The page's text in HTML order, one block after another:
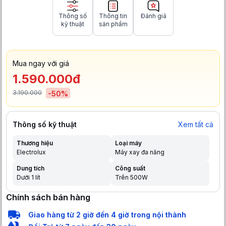
Thông số
kỹ thuật
Thông tin
sản phẩm
Đánh giá
Mua ngay với giá
1.590.000đ
3.190.000 -50%
Thông số kỹ thuật Xem tất cả
Thương hiệu
Electrolux
Loại máy
Máy xay đa năng
Dung tích
Dưới 1 lít
Công suất
Trên 500W
Chính sách bán hàng
Giao hàng từ 2 giờ đến 4 giờ trong nội thành